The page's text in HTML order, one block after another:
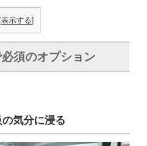
[表示する]
須のオプション
気分に浸る